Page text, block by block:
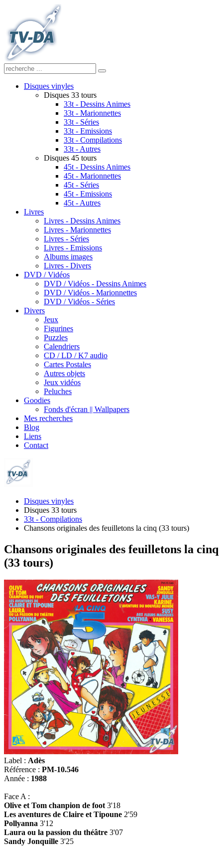
Disques vinyles
Disques 33 tours
33t - Dessins Animes
33t - Marionnettes
33t - Séries
33t - Emissions
33t - Compilations
33t - Autres
Disques 45 tours
45t - Dessins Animes
45t - Marionnettes
45t - Séries
45t - Emissions
45t - Autres
Livres
Livres - Dessins Animes
Livres - Marionnettes
Livres - Séries
Livres - Emissions
Albums images
Livres - Divers
DVD / Vidéos
DVD / Vidéos - Dessins Animes
DVD / Vidéos - Marionnettes
DVD / Vidéos - Séries
Divers
Jeux
Figurines
Puzzles
Calendriers
CD / LD / K7 audio
Cartes Postales
Autres objets
Jeux vidéos
Peluches
Goodies
Fonds d'écran || Wallpapers
Mes recherches
Blog
Liens
Contact
Disques vinyles
Disques 33 tours
33t - Compilations
Chansons originales des feuilletons la cinq (33 tours)
Chansons originales des feuilletons la cinq
(33 tours)
Label : Adès
Référence : PM-10.546
Année : 1988
Face A :
Olive et Tom chanpion de foot 3'18
Les aventures de Claire et Tipoune 2'59
Pollyanna 3'12
Laura ou la passion du théâtre 3'07
Sandy Jonquille 3'25